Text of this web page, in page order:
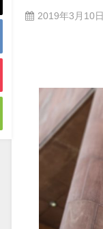
2019年3月10日